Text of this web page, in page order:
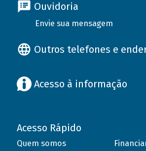
Ouvidoria
Envie sua mensagem
Outros telefones e
Acesso à informação
Acesso Rápido
Quem somos